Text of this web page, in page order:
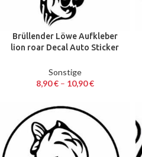
Brüllender Löwe Aufkleber
lion roar Decal Auto Sticker
Sonstige
8,90€– 10,90€